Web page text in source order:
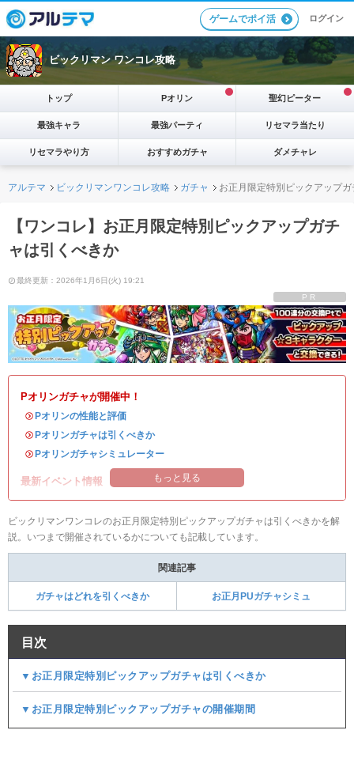
ゲームでポイ活 ログイン
ビックリマン ワンコレ攻略
トップ Pオリン 聖幻ピーター
最強キャラ 最強パーティ リセマラ当たり
リセマラやり方 おすすめガチャ ダメチャレ
アルテマ ビックリマンワンコレ攻略 ガチャ お正月限定特別ピックアップ
【ワンコレ】お正月限定特別ピックアップガチ
ャは引くべきか
最終更新：2026年1月6日(火) 19:21
PR
Pオリンガチャが開催中！
・ Pオリンの性能と評価
・ Pオリンガチャは引くべきか
・ Pオリンガチャシミュレーター
最新イベント情報 もっと見る
ビックリマンワンコレのお正月限定特別ピックアップガチャは引くべきかを解
説。いつまで開催されているかについても記載しています。
関連記事
ガチャはどれを引くべきか お正月PUガチャシミュ
目次
▼お正月限定特別ピックアップガチャは引くべきか
▼お正月限定特別ピックアップガチャの開催期間